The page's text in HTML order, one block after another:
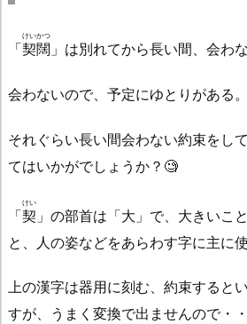
「契闊
けいかつ
」は別れてから長い間、会わ
会わないので、予定にゆとりがある。
それぐらい長い間会わない約束をし
てはいかがでしょうか？🧐
「契
けい
」の部首は「大」で、大きいこ
と、人の姿などをあらわす字に主に
上の漢字は器用に刻む、約束すると
すが、うまく変換で出ませんので・・